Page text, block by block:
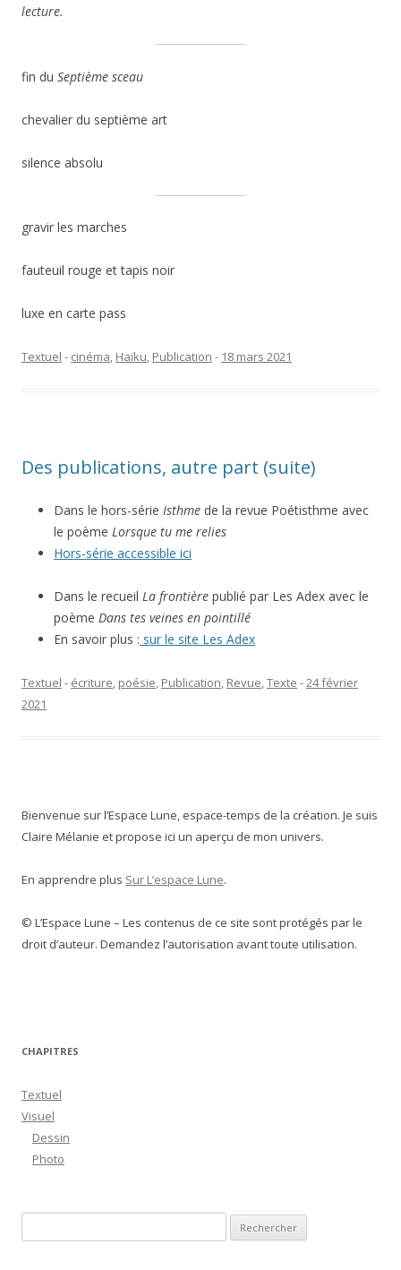
lecture.
fin du Septième sceau
chevalier du septième art
silence absolu
gravir les marches
fauteuil rouge et tapis noir
luxe en carte pass
Textuel - cinéma, Haïku, Publication - 18 mars 2021
Des publications, autre part (suite)
Dans le hors-série Isthme de la revue Poétisthme avec
le poème Lorsque tu me relies
Hors-série accessible ici
Dans le recueil La frontière publié par Les Adex avec le
poème Dans tes veines en pointillé
En savoir plus : sur le site Les Adex
Textuel - écriture, poésie, Publication, Revue,Texte -24 février
2021
Bienvenue sur l’Espace Lune, espace-temps de la création. Je suis
Claire Mélanie et propose ici un aperçu de mon univers.
En apprendre plus Sur L’espace Lune.
© L’Espace Lune – Les contenus de ce site sont protégés par le
droit d’auteur. Demandez l’autorisation avant toute utilisation.
CHAPITRES
Textuel
Visuel
Dessin
Photo
e